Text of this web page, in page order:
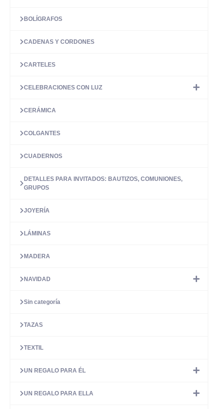
BOLÍGRAFOS
CADENAS Y CORDONES
CARTELES
CELEBRACIONES CON LUZ
CERÁMICA
COLGANTES
CUADERNOS
DETALLES PARA INVITADOS: BAUTIZOS, COMUNIONES,
GRUPOS
JOYERÍA
LÁMINAS
MADERA
NAVIDAD
Sin categoría
TAZAS
TEXTIL
UN REGALO PARA ÉL
UN REGALO PARA ELLA